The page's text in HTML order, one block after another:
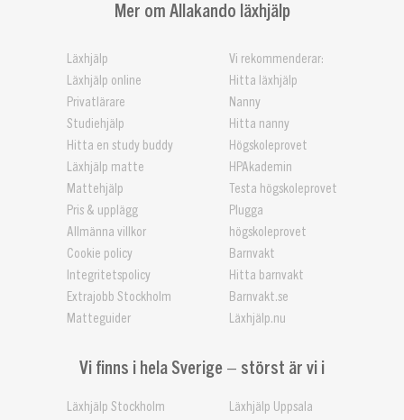
Mer om Allakando läxhjälp
Läxhjälp
Läxhjälp online
Privatlärare
Studiehjälp
Hitta en study buddy
Läxhjälp matte
Mattehjälp
Pris & upplägg
Allmänna villkor
Cookie policy
Integritetspolicy
Extrajobb Stockholm
Matteguider
Vi rekommenderar:
Hitta läxhjälp
Nanny
Hitta nanny
Högskoleprovet
HPAkademin
Testa högskoleprovet
Plugga
högskoleprovet
Barnvakt
Hitta barnvakt
Barnvakt.se
Läxhjälp.nu
Vi finns i hela Sverige – störst är vi i
Läxhjälp Stockholm
Läxhjälp Uppsala